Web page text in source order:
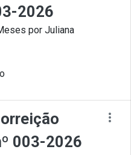
2026
por Juliana
003-2026